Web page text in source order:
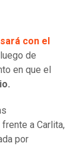
con el
de
en que el
a Carlita,
por